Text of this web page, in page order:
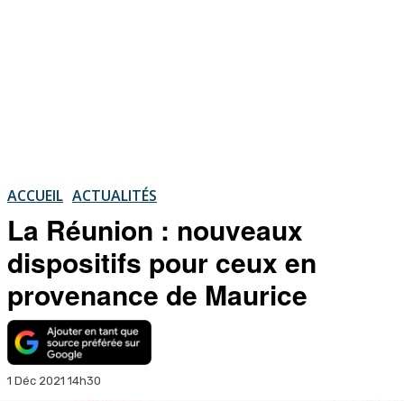
ACCUEIL ACTUALITÉS
La Réunion : nouveaux
dispositifs pour ceux en
provenance de Maurice
1 Déc 2021 14h30